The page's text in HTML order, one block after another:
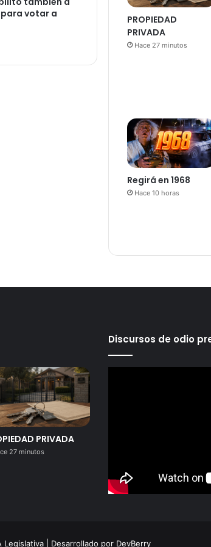
votar a
PROPIEDAD
PRIVADA
Hace 27 minutos
Regirá en 1968
Hace 10 horas
PRIVADA
27 minutos
Discursos de odio
Legislativa | Desarrollado por DevBerry